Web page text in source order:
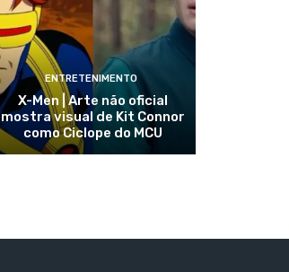
ENTRETENIMENTO
X-Men | Arte não oficial
mostra visual de Kit Connor
como Ciclope do MCU